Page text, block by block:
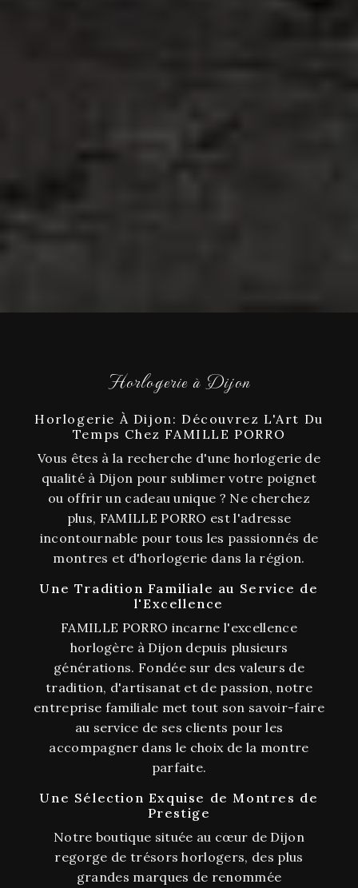
Horlogerie à Dijon
Horlogerie À Dijon: Découvrez L'Art Du
Temps Chez FAMILLE PORRO
Vous êtes à la recherche d'une horlogerie de
qualité à Dijon pour sublimer votre poignet
ou offrir un cadeau unique ? Ne cherchez
plus, FAMILLE PORRO est l'adresse
incontournable pour tous les passionnés de
montres et d'horlogerie dans la région.
Une Tradition Familiale au Service de
l'Excellence
FAMILLE PORRO incarne l'excellence
horlogère à Dijon depuis plusieurs
générations. Fondée sur des valeurs de
tradition, d'artisanat et de passion, notre
entreprise familiale met tout son savoir-faire
au service de ses clients pour les
accompagner dans le choix de la montre
parfaite.
Une Sélection Exquise de Montres de
Prestige
Notre boutique située au cœur de Dijon
regorge de trésors horlogers, des plus
grandes marques de renommée